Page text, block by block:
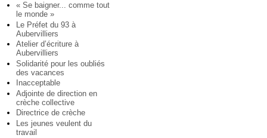
« Se baigner... comme tout
le monde »
Le Préfet du 93 à
Aubervilliers
Atelier d’écriture à
Aubervilliers
Solidarité pour les oubliés
des vacances
Inacceptable
Adjointe de direction en
crèche collective
Directrice de crèche
Les jeunes veulent du
travail